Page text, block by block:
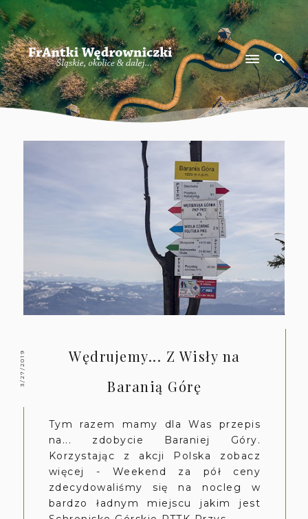
3/27/2019
Wędrujemy... Z Wisły na
Baranią Górę
Tym razem mamy dla Was przepis
na... zdobycie Baraniej Góry.
Korzystając z akcji Polska zobacz
więcej - Weekend za pół ceny
zdecydowaliśmy się na nocleg w
bardzo ładnym miejscu jakim jest